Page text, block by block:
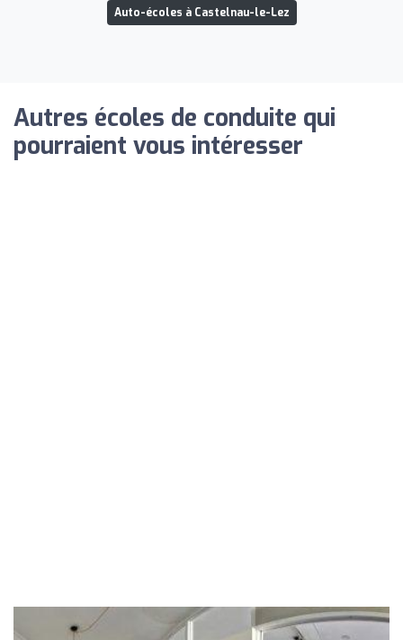
Auto-écoles à Castelnau-le-Lez
Autres écoles de conduite qui
pourraient vous intéresser